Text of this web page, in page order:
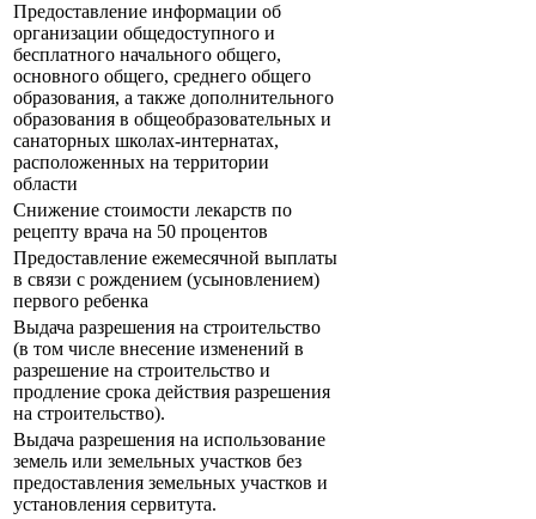
Предоставление информации об
организации общедоступного и
бесплатного начального общего,
основного общего, среднего общего
образования, а также дополнительного
образования в общеобразовательных и
санаторных школах-интернатах,
расположенных на территории
области
Снижение стоимости лекарств по
рецепту врача на 50 процентов
Предоставление ежемесячной выплаты
в связи с рождением (усыновлением)
первого ребенка
Выдача разрешения на строительство
(в том числе внесение изменений в
разрешение на строительство и
продление срока действия разрешения
на строительство).
Выдача разрешения на использование
земель или земельных участков без
предоставления земельных участков и
установления сервитута.